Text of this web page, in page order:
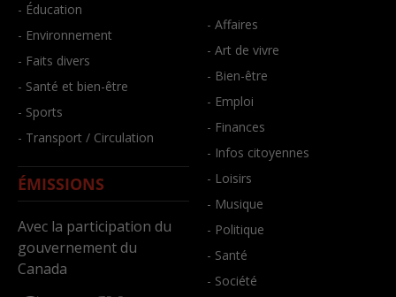
- Éducation
- Environnement
- Faits divers
- Santé et bien-être
- Sports
- Transport / Circulation
ÉMISSIONS
Avec la participation du
gouvernement du
Canada
- Affaires
- Art de vivre
- Bien-être
- Emploi
- Finances
- Infos citoyennes
- Loisirs
- Musique
- Politique
- Santé
- Société